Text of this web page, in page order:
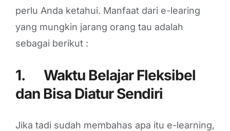
perlu Anda ketahui. Manfaat dari e-learing
yang mungkin jarang orang tau adalah
sebagai berikut :
1. Waktu Belajar Fleksibel
dan Bisa Diatur Sendiri
Jika tadi sudah membahas apa itu e-learning,